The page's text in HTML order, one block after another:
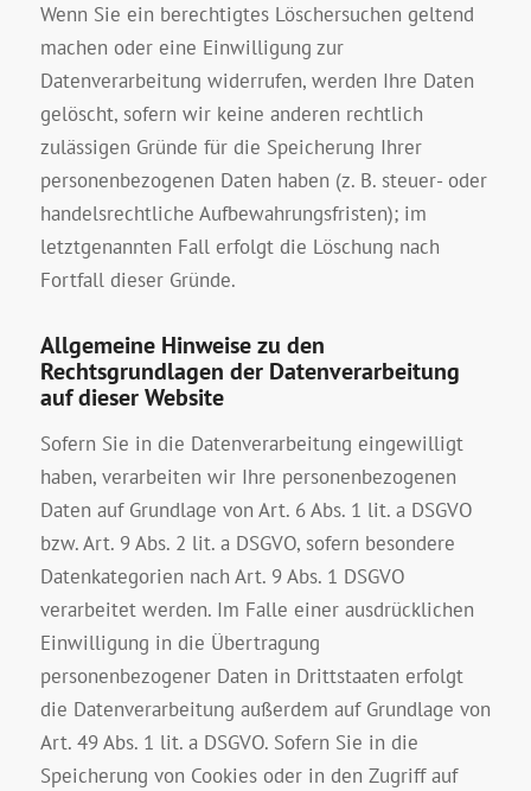
Wenn Sie ein berechtigtes Löschersuchen geltend
machen oder eine Einwilligung zur
Datenverarbeitung widerrufen, werden Ihre Daten
gelöscht, sofern wir keine anderen rechtlich
zulässigen Gründe für die Speicherung Ihrer
personenbezogenen Daten haben (z. B. steuer- oder
handelsrechtliche Aufbewahrungsfristen); im
letztgenannten Fall erfolgt die Löschung nach
Fortfall dieser Gründe.
Allgemeine Hinweise zu den
Rechtsgrundlagen der Datenverarbeitung
auf dieser Website
Sofern Sie in die Datenverarbeitung eingewilligt
haben, verarbeiten wir Ihre personenbezogenen
Daten auf Grundlage von Art. 6 Abs. 1 lit. a DSGVO
bzw. Art. 9 Abs. 2 lit. a DSGVO, sofern besondere
Datenkategorien nach Art. 9 Abs. 1 DSGVO
verarbeitet werden. Im Falle einer ausdrücklichen
Einwilligung in die Übertragung
personenbezogener Daten in Drittstaaten erfolgt
die Datenverarbeitung außerdem auf Grundlage von
Art. 49 Abs. 1 lit. a DSGVO. Sofern Sie in die
Speicherung von Cookies oder in den Zugriff auf